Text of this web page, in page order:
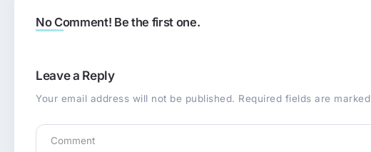
No Comment! Be the first one.
Leave a Reply
Your email address will not be published. Required fields are marked